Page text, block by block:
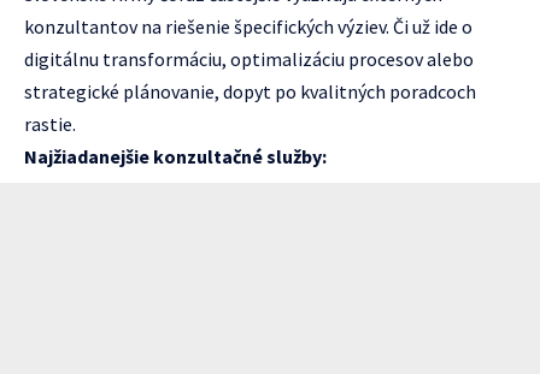
konzultantov na riešenie špecifických výziev. Či už ide o
digitálnu transformáciu, optimalizáciu procesov alebo
strategické plánovanie, dopyt po kvalitných poradcoch
rastie.
Najžiadanejšie konzultačné služby: